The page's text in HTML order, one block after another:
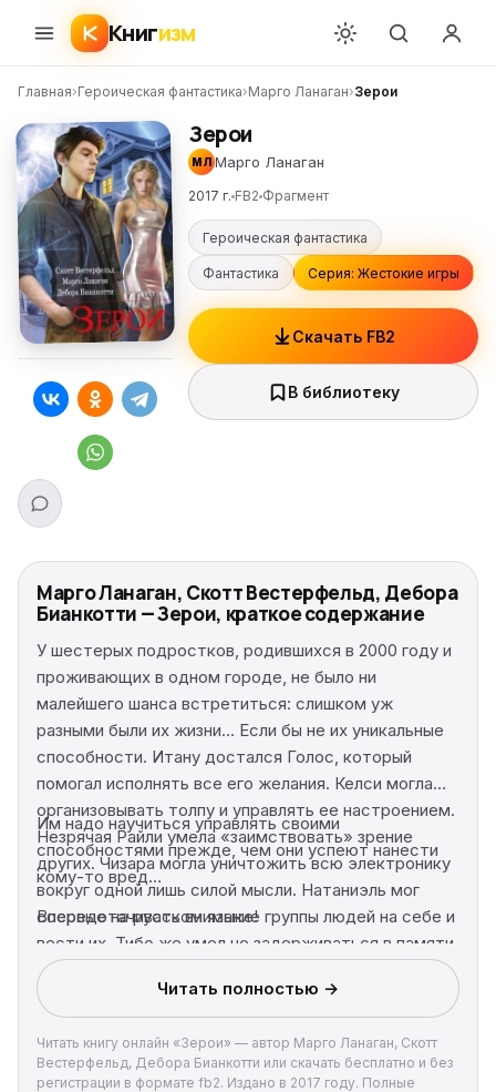
Книгизм
Главная›Героическая фантастика›Марго Ланаган›Зерои
Зерои
МЛ Марго Ланаган
2017 г. FB2 Фрагмент
Героическая фантастика
Фантастика Серия: Жестокие игры
Скачать FB2
В библиотеку
Марго Ланаган, Скотт Вестерфельд, Дебора
Бианкотти — Зерои, краткое содержание
У шестерых подростков, родившихся в 2000 году и
проживающих в одном городе, не было ни
малейшего шанса встретиться: слишком уж
разными были их жизни… Если бы не их уникальные
способности. Итану достался Голос, который
помогал исполнять все его желания. Келси могла
организовывать толпу и управлять ее настроением.
Незрячая Райли умела «заимствовать» зрение
других. Чизара могла уничтожить всю электронику
вокруг одной лишь силой мысли. Натаниэль мог
сосредотачивать внимание группы людей на себе и
вести их. Тибо же умел не задерживаться в памяти
любого человека больше чем на минуту.
Им надо научиться управлять своими
способностями прежде, чем они успеют нанести
кому-то вред…
Впервые на русском языке!
Читать полностью →
Читать книгу онлайн «Зерои» — автор Марго Ланаган, Скотт
Вестерфельд, Дебора Бианкотти или скачать бесплатно и без
регистрации в формате fb2. Издано в 2017 году. Полные